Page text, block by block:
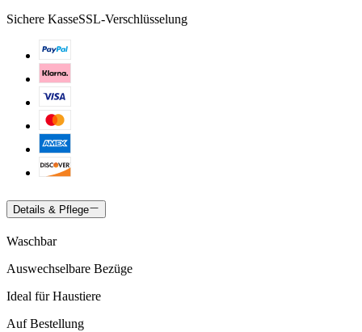
Sichere KasseSSL-Verschlüsselung
Details & Pflege
Waschbar
Auswechselbare Bezüge
Ideal für Haustiere
Auf Bestellung